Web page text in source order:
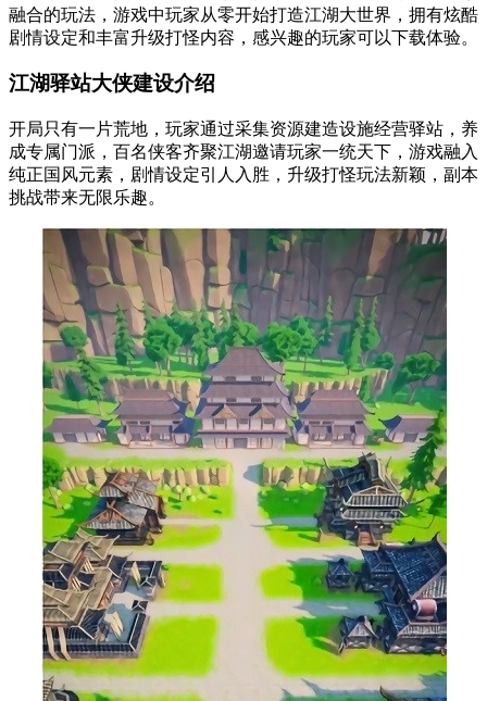
融合的玩法，游戏中玩家从零开始打造江湖大世界，拥有炫酷
剧情设定和丰富升级打怪内容，感兴趣的玩家可以下载体验。
江湖驿站大侠建设介绍
开局只有一片荒地，玩家通过采集资源建造设施经营驿站，养
成专属门派，百名侠客齐聚江湖邀请玩家一统天下，游戏融入
纯正国风元素，剧情设定引人入胜，升级打怪玩法新颖，副本
挑战带来无限乐趣。